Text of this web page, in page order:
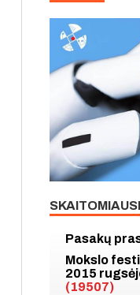
SKAITOMIAUSI
Pasakų
Mokslo
2015
(19507)